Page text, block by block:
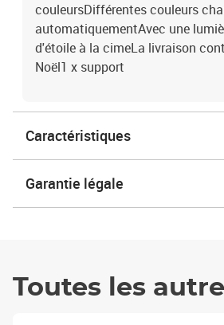
couleursDifférentes couleurs
automatiquementAvec une
d'étoile à la cimeLa livraison
Noël1 x support
Caractéristiques
Garantie légale
Toutes les